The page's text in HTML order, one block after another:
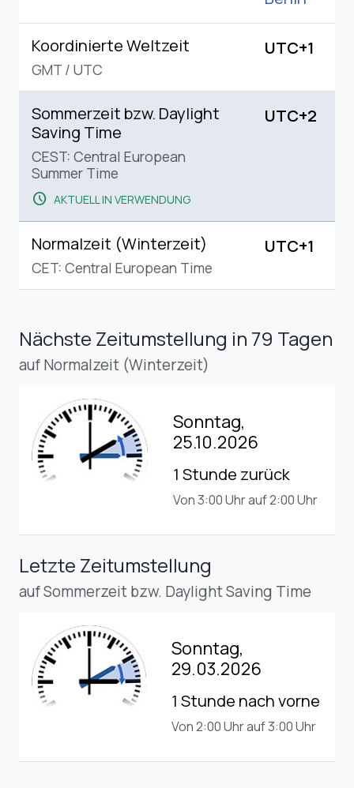
Koordinierte Weltzeit
GMT / UTC
UTC+1
Sommerzeit bzw. Daylight
Saving Time
CEST: Central European
Summer Time
schedule AKTUELL IN VERWENDUNG
UTC+2
Normalzeit (Winterzeit)
CET: Central European Time
UTC+1
Nächste Zeitumstellung in 79 Tagen
auf Normalzeit (Winterzeit)
Sonntag,
25.10.2026
1 Stunde zurück
Von 3:00 Uhr auf 2:00 Uhr
Letzte Zeitumstellung
auf Sommerzeit bzw. Daylight Saving Time
Sonntag,
29.03.2026
1 Stunde nach vorne
Von 2:00 Uhr auf 3:00 Uhr